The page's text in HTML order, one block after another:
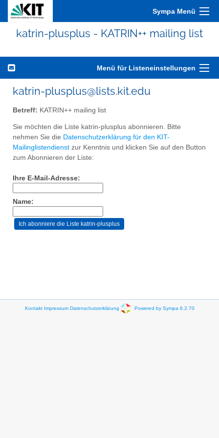
Sympa Menü
katrin-plusplus - KATRIN++ mailing list
Menü für Listeneinstellungen
katrin-plusplus@lists.kit.edu
Betreff: KATRIN++ mailing list
Sie möchten die Liste katrin-plusplus abonnieren. Bitte
nehmen Sie die Datenschutzerklärung für den KIT-
Mailinglistendienst zur Kenntnis und klicken Sie auf den Button
zum Abonnieren der Liste:
Ihre E-Mail-Adresse:
Name:
Kontakt Impressum Datenschutzerklärung Powered by Sympa 6.2.70